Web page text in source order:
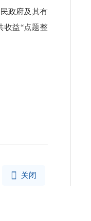
政府及其有
收益“点题整
 关闭